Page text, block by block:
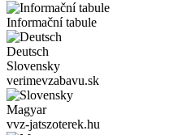
Informační tabule
Deutsch
Slovensky
verimevzabavu.sk
Magyar
vvz-jatszoterek.hu